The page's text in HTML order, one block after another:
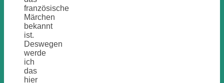
französische
Märchen
bekannt
ist.
Deswegen
werde
ich
das
hier